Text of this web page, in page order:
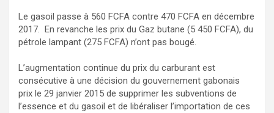
Le gasoil passe à 560 FCFA contre 470 FCFA en décembre
2017. En revanche les prix du Gaz butane (5 450 FCFA), du
pétrole lampant (275 FCFA) n’ont pas bougé.
L’augmentation continue du prix du carburant est
consécutive à une décision du gouvernement gabonais
prix le 29 janvier 2015 de supprimer les subventions de
l’essence et du gasoil et de libéraliser l’importation de ces